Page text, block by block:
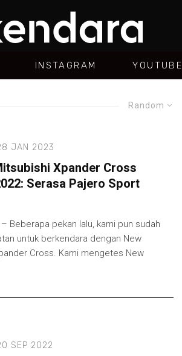
INSTAGRAM YOUTUBE
Random
JAN 2023
Xpander Cross
Serasa Pajero Sport
– Beberapa pekan lalu, kami pun sudah
untuk berkendara dengan New
Cross. Kami mengetes New
SEP 2022